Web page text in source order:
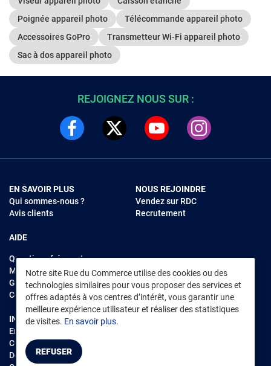
Poignée appareil photo
Télécommande appareil photo
Accessoires GoPro
Transmetteur Wi-Fi appareil photo
Sac à dos appareil photo
Notre site Rue du Commerce utilise des cookies ou des
technologies similaires pour vous proposer des services et
offres adaptés à vos centres d’intérêt, vous garantir une
meilleure expérience utilisateur et réaliser des statistiques
de visites. En savoir plus.
REFUSER
REJOIGNEZ NOUS SUR :
EN SAVOIR PLUS
Qui sommes-nous ?
Avis clients
AIDE
Questions fréquentes
Modes de règlements
Garantie et retours
Contacter Rue du Commerce
NOUS REJOINDRE
Vendez sur RDC
Recrutement
INFORMATIONS LÉGALES
Environnement
CGV /CGU Marketplace
Données personnelles